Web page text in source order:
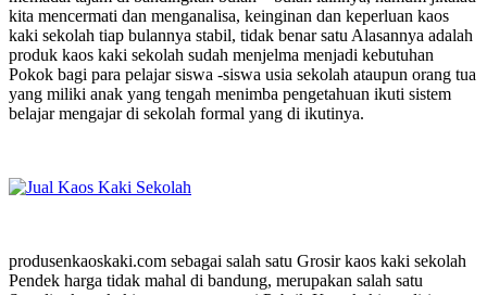
kita mencermati dan menganalisa, keinginan dan keperluan kaos
kaki sekolah tiap bulannya stabil, tidak benar satu Alasannya adalah
produk kaos kaki sekolah sudah menjelma menjadi kebutuhan
Pokok bagi para pelajar siswa -siswa usia sekolah ataupun orang tua
yang miliki anak yang tengah menimba pengetahuan ikuti sistem
belajar mengajar di sekolah formal yang di ikutinya.
produsenkaoskaki.com sebagai salah satu Grosir kaos kaki sekolah
Pendek harga tidak mahal di bandung, merupakan salah satu